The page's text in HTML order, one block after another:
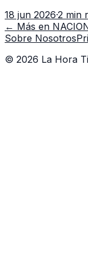
capacitación en la
18 jun 2026·2 min
← Más en
Sobre Nosotros
© 2026 La Hora